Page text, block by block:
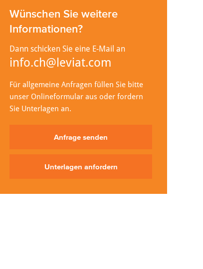
Wünschen Sie weitere
Informationen?
Dann schicken Sie eine E-Mail an
info.ch@leviat.com
Für allgemeine Anfragen füllen Sie bitte
unser Onlineformular aus oder fordern
Sie Unterlagen an.
Anfrage senden
Unterlagen anfordern